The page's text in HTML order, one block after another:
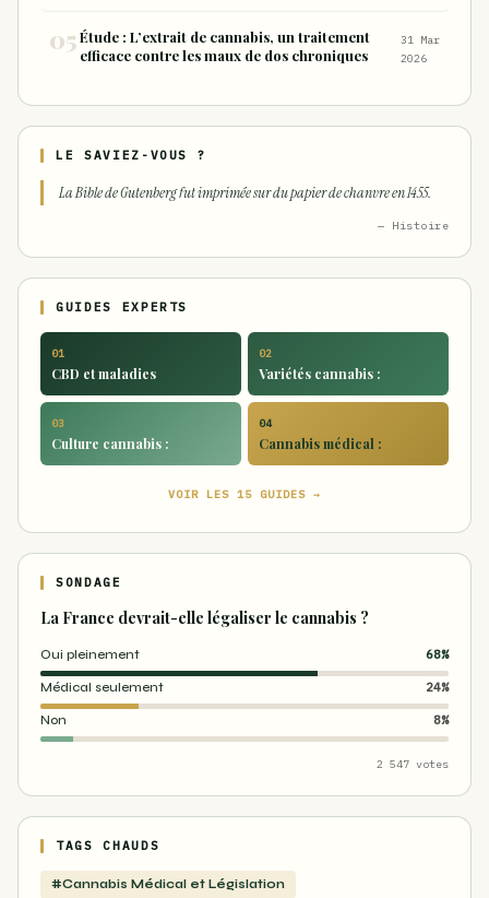
Étude : L’extrait de cannabis, un traitement
efficace contre les maux de dos chroniques
31 Mar
2026
LE SAVIEZ-VOUS ?
La Bible de Gutenberg fut imprimée sur du papier de chanvre en 1455.
— Histoire
GUIDES EXPERTS
01
CBD et maladies
02
Variétés cannabis :
03
Culture cannabis :
04
Cannabis médical :
VOIR LES 15 GUIDES →
SONDAGE
La France devrait-elle légaliser le cannabis ?
Oui pleinement 68%
Médical seulement 24%
Non 8%
2 547 votes
TAGS CHAUDS
#Cannabis Médical et Législation